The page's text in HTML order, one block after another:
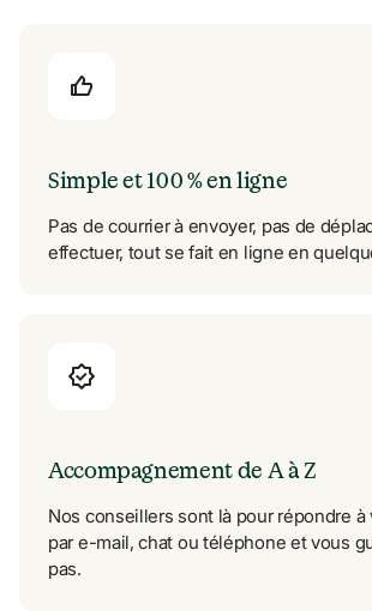
Simple et 100 % en ligne
Pas de courrier à envoyer, pas de
effectuer, tout se fait en ligne en
Accompagnement de A à Z
Nos conseillers sont là pour répondre
par e-mail, chat ou téléphone et vous
pas.